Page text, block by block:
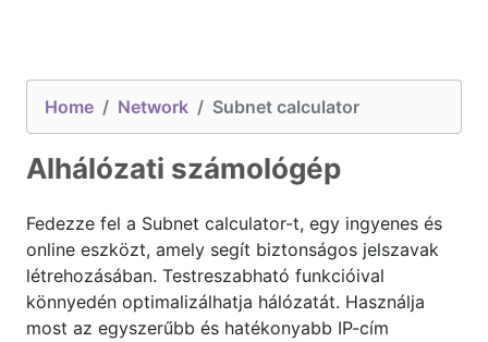
Home Network Subnet calculator
Alhálózati számológép
Fedezze fel a Subnet calculator-t, egy ingyenes és
online eszközt, amely segít biztonságos jelszavak
létrehozásában. Testreszabható funkcióival
könnyedén optimalizálhatja hálózatát. Használja
most az egyszerűbb és hatékonyabb IP-cím